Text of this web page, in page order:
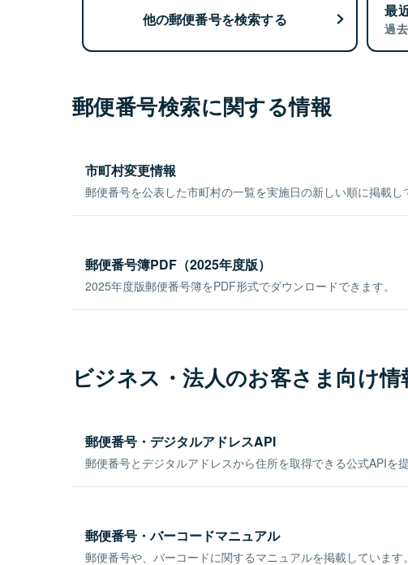
他の郵便番号を検索する 最
過
郵便番号検索に関する情報
市町村変更情報
郵便番号を公表した市町村の一覧を実施日の新しい順に掲載し
郵便番号簿PDF（2025年度版）
2025年度版郵便番号簿をPDF形式でダウンロードできます。
ビジネス・法人のお客さま向け情
郵便番号・デジタルアドレスAPI
郵便番号とデジタルアドレスから住所を取得できる公式APIを提
郵便番号・バーコードマニュアル
郵便番号や、バーコードに関するマニュアルを掲載しています。